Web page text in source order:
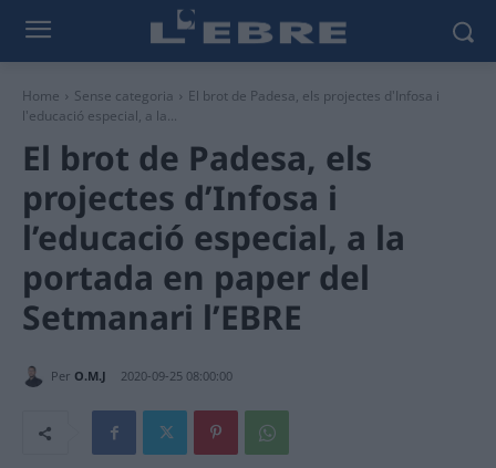
Home Sense categoria
El brot de Padesa, els projectes d'Infosa i
l'educació especial, a la...
El brot de Padesa, els
projectes d’Infosa i
l’educació especial, a la
portada en paper del
Setmanari l’EBRE
Per O.M.J 2020-09-25 08:00:00